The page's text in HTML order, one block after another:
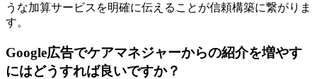
うな加算サービスを明確に伝えることが信頼構築に繋がりま
す。
Google広告でケアマネジャーからの紹介を増やす
にはどうすれば良いですか？